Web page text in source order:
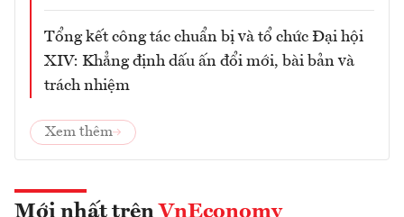
Tổng kết công tác chuẩn bị và tổ chức Đại hội
XIV: Khẳng định dấu ấn đổi mới, bài bản và
trách nhiệm
Xem thêm
Mới nhất trên VnEconomy